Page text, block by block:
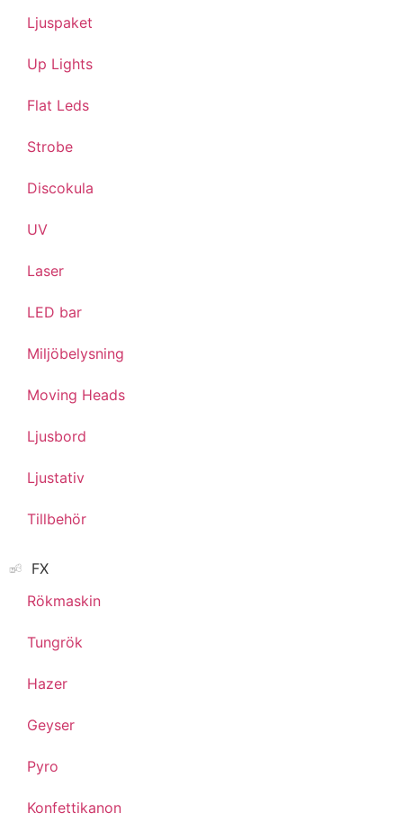
Ljuspaket
Up Lights
Flat Leds
Strobe
Discokula
UV
Laser
LED bar
Miljöbelysning
Moving Heads
Ljusbord
Ljustativ
Tillbehör
FX
Rökmaskin
Tungrök
Hazer
Geyser
Pyro
Konfettikanon